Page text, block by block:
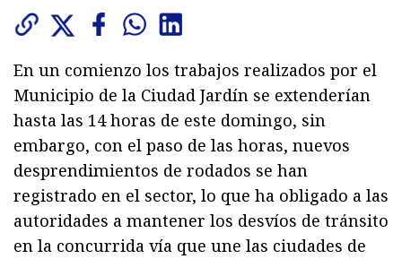
En un comienzo los trabajos realizados por el
Municipio de la Ciudad Jardín se extenderían
hasta las 14 horas de este domingo, sin
embargo, con el paso de las horas, nuevos
desprendimientos de rodados se han
registrado en el sector, lo que ha obligado a las
autoridades a mantener los desvíos de tránsito
en la concurrida vía que une las ciudades de